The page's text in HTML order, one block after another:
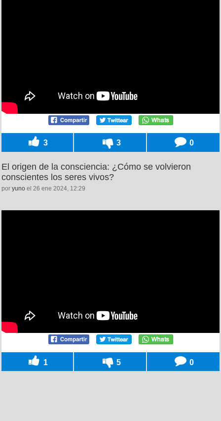
3 3 0
El origen de la consciencia: ¿Cómo se volvieron
conscientes los seres vivos?
por yuno el 26 ene 2024, 12:29
1 5 0